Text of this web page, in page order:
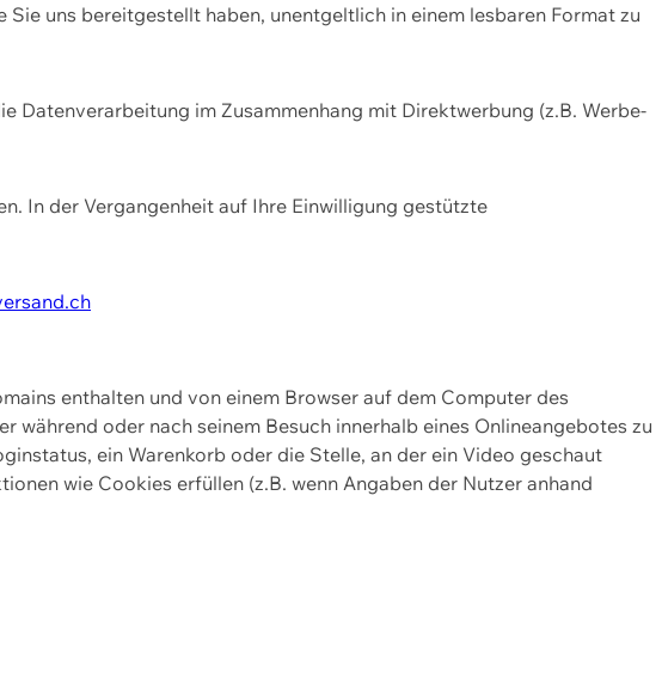
uns bereitgestellt haben, unentgeltlich in einem lesbaren Format zu
Datenverarbeitung im Zusammenhang mit Direktwerbung (z.B. Werbe-
In der Vergangenheit auf Ihre Einwilligung gestützte
enthalten und von einem Browser auf dem Computer des
oder nach seinem Besuch innerhalb eines Onlineangebotes zu
ein Warenkorb oder die Stelle, an der ein Video geschaut
wie Cookies erfüllen (z.B. wenn Angaben der Nutzer anhand